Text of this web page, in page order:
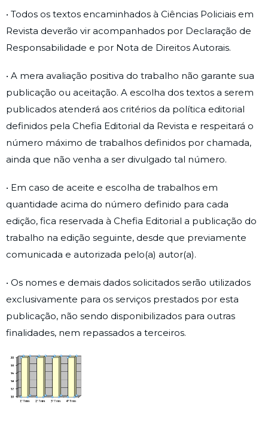
• Todos os textos encaminhados à Ciências Policiais em
Revista deverão vir acompanhados por Declaração de
Responsabilidade e por Nota de Direitos Autorais.
• A mera avaliação positiva do trabalho não garante sua
publicação ou aceitação. A escolha dos textos a serem
publicados atenderá aos critérios da política editorial
definidos pela Chefia Editorial da Revista e respeitará o
número máximo de trabalhos definidos por chamada,
ainda que não venha a ser divulgado tal número.
• Em caso de aceite e escolha de trabalhos em
quantidade acima do número definido para cada
edição, fica reservada à Chefia Editorial a publicação do
trabalho na edição seguinte, desde que previamente
comunicada e autorizada pelo(a) autor(a).
• Os nomes e demais dados solicitados serão utilizados
exclusivamente para os serviços prestados por esta
publicação, não sendo disponibilizados para outras
finalidades, nem repassados a terceiros.